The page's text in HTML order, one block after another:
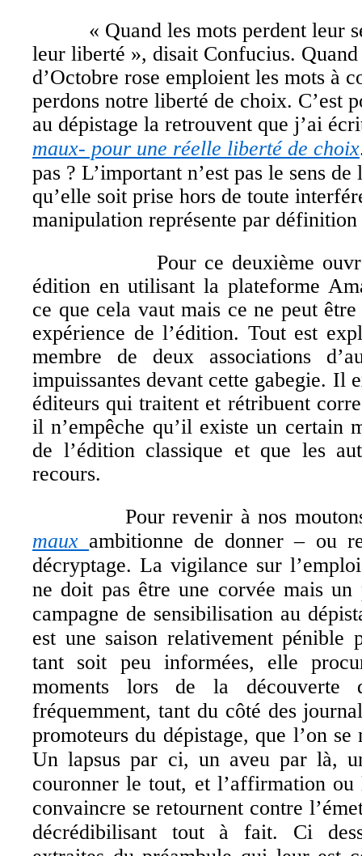
« Quand les mots perdent leur
leur liberté », disait Confucius.
d’Octobre rose emploient les mots à
perdons notre liberté de choix. C’est
au dépistage la retrouvent que j’ai
maux- pour une réelle liberté de choix
pas ? L’important n’est pas le sens
qu’elle soit prise hors de toute
manipulation représente par
Pour ce deuxième
édition en utilisant la plateforme
ce que cela vaut mais ce ne peut
expérience de l’édition. Tout est
membre de deux associations
impuissantes devant cette gabegie. Il
éditeurs qui traitent et rétribuent
il n’empêche qu’il existe un certain
de l’édition classique et que les
recours.
Pour revenir à nos
maux ambitionne de donner – ou
décryptage. La vigilance sur
ne doit pas être une corvée mais
campagne de sensibilisation au
est une saison relativement pénible
tant soit peu informées, elle
moments lors de la
fréquemment, tant du côté des
promoteurs du dépistage, que l’on
Un lapsus par ci, un aveu par là,
couronner le tout, et l’affirmation ou
convaincre se retournent contre
décrédibilisant tout à fait. Ci